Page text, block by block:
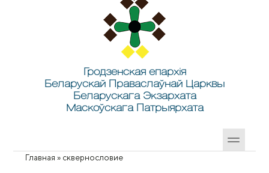
Гродзенская епархія
Беларускай Праваслаўнай Царквы
Беларускага Экзархата
Маскоўскага Патрыярхата
Главная » сквернословие